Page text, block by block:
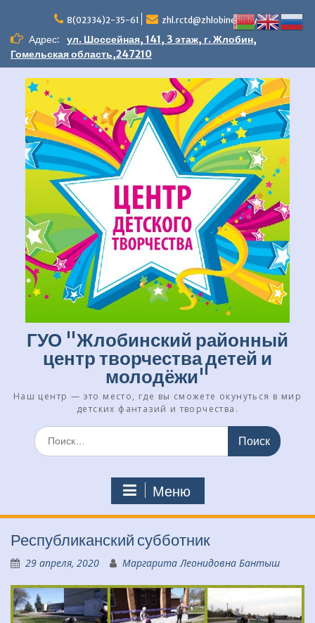
содержимому
8(02334)2-35-61 zhl.rctd@zhlobinedu.by
Адрес:
ул. Шоссейная, 141, 3 этаж, г. Жлобин,
Гомельская область,247210
ГУО "Жлобинский районный
центр творчества детей и
молодёжи"
Наш центр — это место, где вы сможете окунуться в мир
детских фантазий и творчества.
Искать:
Меню
Республиканский субботник
29 апреля, 2020 Маргарита Леонидовна Бантыш